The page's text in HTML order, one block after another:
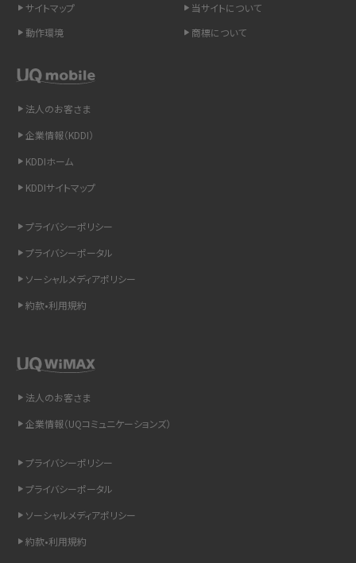
iCloudの使用容量を減らす9つの方法！使用状況の確認手順も紹介
インスタのDMの送り方は？便利機能の使い方や注意点をわかりやすく解説
Bluetooth®とは？Wi-Fiとの違いやスマホ・PCとの接続方法を解説
詳しく解説
Wi-Fiを快適に使うための速度はどれくらい？用途別の目安・回線ごとの平均を
LINEの着信音や通知音の設定・変更方法を解説！鳴らない場合の対処法も紹介
サイトマップ
当サイトについて
動作環境
商標について
法人のお客さま
企業情報（KDDI）
KDDIホーム
KDDIサイトマップ
プライバシーポリシー
プライバシーポータル
ソーシャルメディアポリシー
約款•利用規約
法人のお客さま
企業情報（UQコミュニケーションズ）
プライバシーポリシー
プライバシーポータル
ソーシャルメディアポリシー
約款•利用規約